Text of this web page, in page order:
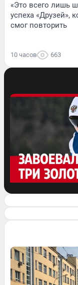
«Это всего лишь
успеха «Друзей»,
смог повторить
10 часов 663
19 Обсудить